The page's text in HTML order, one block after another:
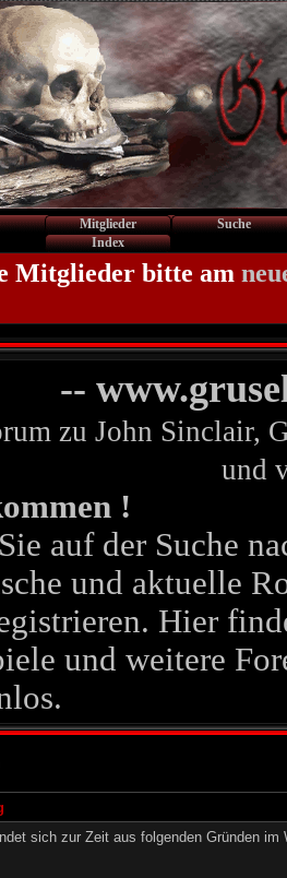
Mitglieder
Suche
Index
Mitglieder bitte am
--
zu John Sinclair,
und
!
auf der Suche
und aktuelle
Hier
und weitere
sich zur Zeit aus folgenden Gründen im